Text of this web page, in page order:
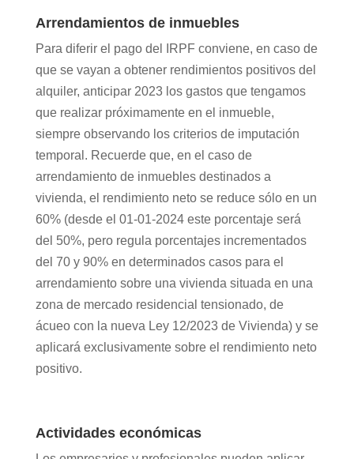
Arrendamientos de inmuebles
Para diferir el pago del IRPF conviene, en caso de
que se vayan a obtener rendimientos positivos del
alquiler, anticipar 2023 los gastos que tengamos
que realizar próximamente en el inmueble,
siempre observando los criterios de imputación
temporal. Recuerde que, en el caso de
arrendamiento de inmuebles destinados a
vivienda, el rendimiento neto se reduce sólo en un
60% (desde el 01-01-2024 este porcentaje será
del 50%, pero regula porcentajes incrementados
del 70 y 90% en determinados casos para el
arrendamiento sobre una vivienda situada en una
zona de mercado residencial tensionado, de
ácueo con la nueva Ley 12/2023 de Vivienda) y se
aplicará exclusivamente sobre el rendimiento neto
positivo.
Actividades económicas